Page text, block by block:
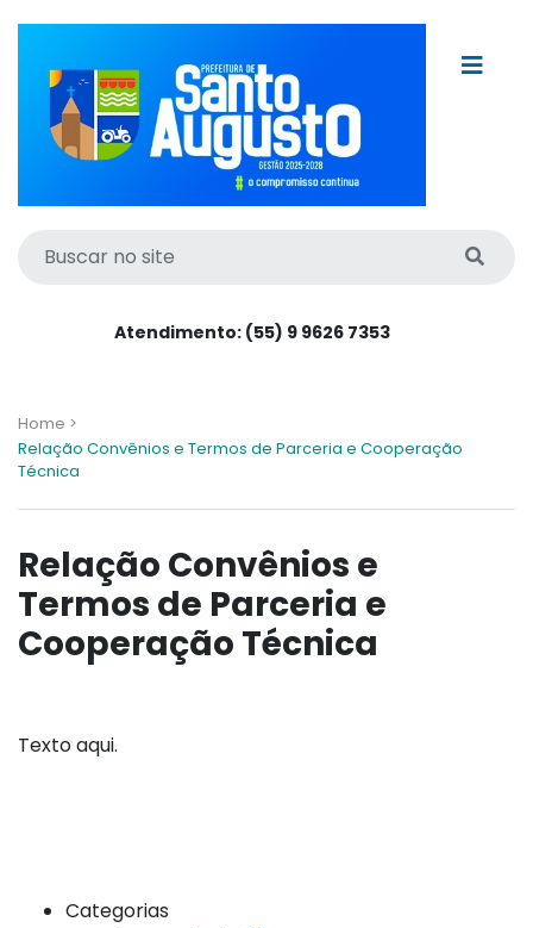
Atendimento: (55) 9 9626 7353
Home >
Relação Convênios e Termos de Parceria e Cooperação
Técnica
Relação Convênios e
Termos de Parceria e
Cooperação Técnica
Texto aqui.
Categorias